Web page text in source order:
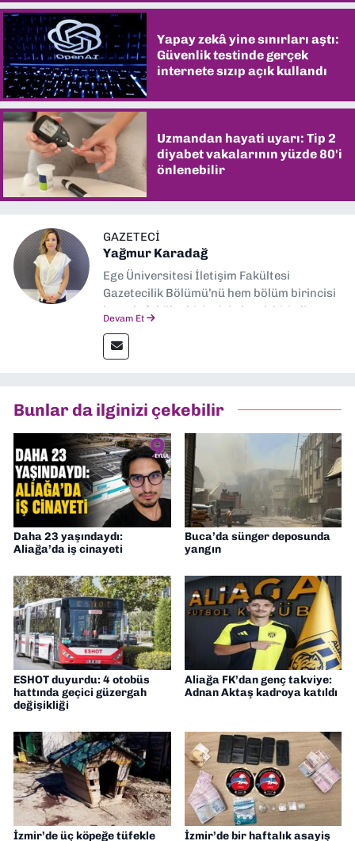
Yapay zekâ yine sınırları aştı:
Güvenlik testinde gerçek
internete sızıp açık kullandı
Uzmandan hayati uyarı: Tip 2
diyabet vakalarının yüzde 80'i
önlenebilir
GAZETECI
Yağmur Karadağ
Ege Üniversitesi İletişim Fakültesi
Gazetecilik Bölümü’nü hem bölüm birincisi
hem de fakülte birincisi olarak bitirdim.
İletişim” üzerine yüksek lisans eğitimimi
tamamladım. Halen aynı anabilim dalında
Müdürü” olarak görev almaktayım. Hak
odaklı haberciliğe dair çalışmalar
yapıyorum
Devam Et
Bunlar da ilginizi çekebilir
Daha 23 yaşındaydı:
Aliağa’da iş cinayeti
Buca’da sünger deposunda
yangın
ESHOT duyurdu: 4 otobüs
hattında geçici güzergah
değişikliği
Aliağa FK’dan genç takviye:
Adnan Aktaş kadroya katıldı
İzmir’de üç köpeğe tüfekle
İzmir’de bir haftalık asayiş